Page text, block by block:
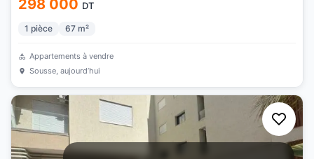
298 000 DT
1 pièce 67 m²
Appartements à vendre
Sousse, aujourd’hui